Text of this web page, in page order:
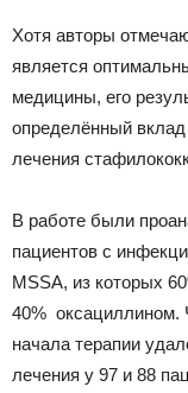
Хотя авторы
является
медицины, его
определённый
лечения
В работе были
пациентов с
MSSA, из которых
40% 
начала терапии
лечения у 97 и 88